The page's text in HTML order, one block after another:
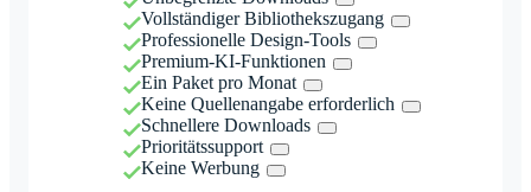
Vollständiger Bibliothekszugang
Professionelle Design-Tools
Premium-KI-Funktionen
Ein Paket pro Monat
Keine Quellenangabe erforderlich
Schnellere Downloads
Prioritätssupport
Keine Werbung